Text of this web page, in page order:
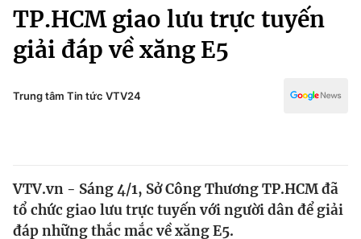
Chuyên mục
Chính trị
Thế giới
Kinh tế
Thể thao
Truyền hình
Y tế
TP.HCM giao lưu trực tuyến
giải đáp về xăng E5
Trung tâm Tin tức VTV24
VTV.vn - Sáng 4/1, Sở Công Thương TP.HCM đã
tổ chức giao lưu trực tuyến với người dân để giải
đáp những thắc mắc về xăng E5.